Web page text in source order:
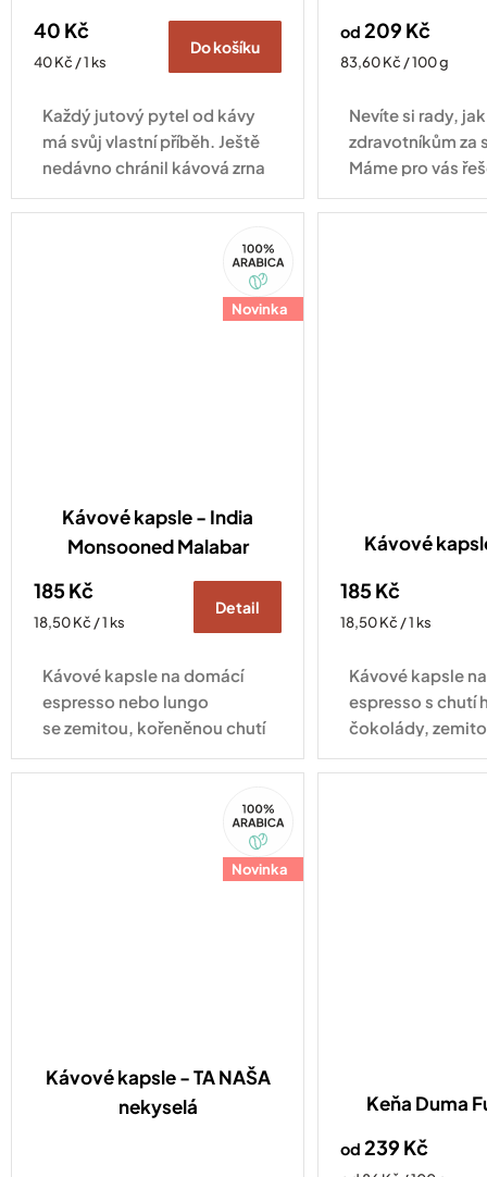
40 Kč
Měrná
40 Kč / 1 ks
Do košíku
Každý jutový pytel od kávy
má svůj vlastní příběh. Ještě
nedávno chránil kávová zrna
při jejich cestě z plantáže do
pražírny, dnes může najít
od 209 Kč
Měrná
83,60 Kč / 100 g
Nevíte si rady,
zdravotníkům za
Máme pro vás
Novinka
Arabica
Kávové kapsle - India
Monsooned Malabar
185 Kč
Měrná
18,50 Kč / 1 ks
Detail
Kávové kapsle na domácí
espresso nebo lungo
se zemitou, kořeněnou chutí
plnou hořké čokolády
a mandlí. Kompatibilní se
Kávové
185 Kč
Měrná
18,50 Kč / 1 ks
Kávové kapsle
espresso s chutí
čokolády,
jemným
Kompatibilní se
Novinka
Arabica
Kávové kapsle - TA NAŠA
nekyselá
Keňa Duma
od 239 Kč